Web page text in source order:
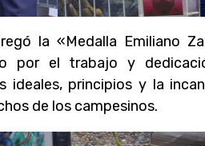
la «Medalla Emiliano
por el trabajo y
ideales, principios y la
de los campesinos.